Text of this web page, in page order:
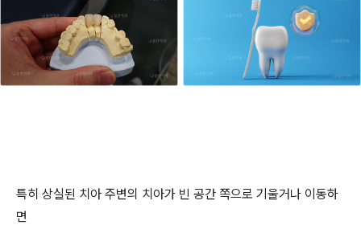
특히 상실된 치아 주변의 치아가 빈 공간 쪽으로 기울거나 이동하
면